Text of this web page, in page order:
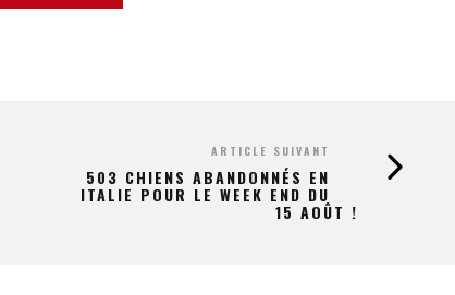
ARTICLE SUIVANT
503 CHIENS ABANDONNÉS EN
ITALIE POUR LE WEEK END DU
15 AOÛT !